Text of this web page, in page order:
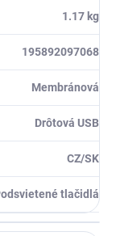
1.17 kg
195892097068
Membránová
Drôtová USB
CZ/SK
tlačidlá